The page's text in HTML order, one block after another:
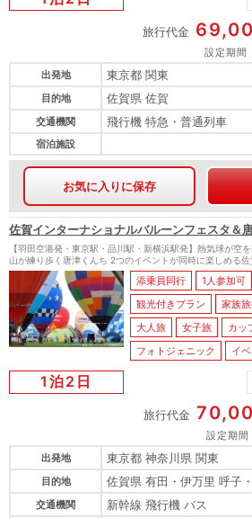
旅行代金
設定期間
出発地
東京都 関東
目的地 佐賀県 佐賀
交通機関 飛行機 特急・普通列車
宿泊施設
お気に入りに保存
佐賀インターナショナルバルーンフェスタ＆
【羽田空港発・東京駅・品川駅・新横浜駅発】熱気球が空
山が練り歩く唐津くんち 2つのイベントが同時に楽しめる
添乗員同行 1人参加可
観光付きプラン
家族
大人旅
女子旅 カッ
フォトジェニック
イ
1泊2日
旅行代金
設定期間
出発地
東京都 神奈川県 関東
目的地 佐賀県 有田・伊万里 呼子
交通機関 新幹線 飛行機 バス